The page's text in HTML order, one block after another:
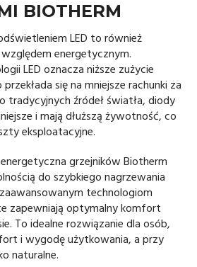
BIOTHERM
LED to również
energetycznym.
LED oznacza niższe zużycie
się na mniejsze rachunki za
tradycyjnych źródeł światła, diody
i mają dłuższą żywotność, co
eksploatacyjne.
grzejników Biotherm
do szybkiego nagrzewania
technologiom
zapewniają optymalny komfort
To idealne rozwiązanie dla osób,
i wygodę użytkowania, a przy
naturalne.